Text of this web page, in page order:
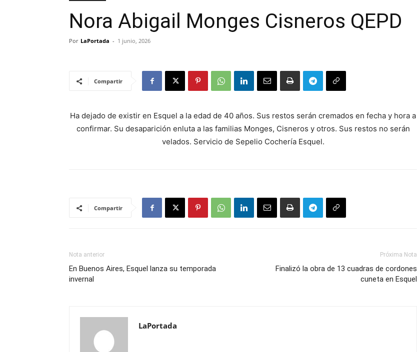
Nora Abigail Monges Cisneros QEPD
Por LaPortada - 1 junio, 2026
Compartir
Ha dejado de existir en Esquel a la edad de 40 años. Sus restos serán cremados en fecha y hora a
confirmar. Su desaparición enluta a las familias Monges, Cisneros y otros. Sus restos no serán
velados. Servicio de Sepelio Cochería Esquel.
Compartir
Nota anterior
En Buenos Aires, Esquel lanza su temporada
invernal
Próxima Nota
Finalizó la obra de 13 cuadras de cordones
cuneta en Esquel
LaPortada